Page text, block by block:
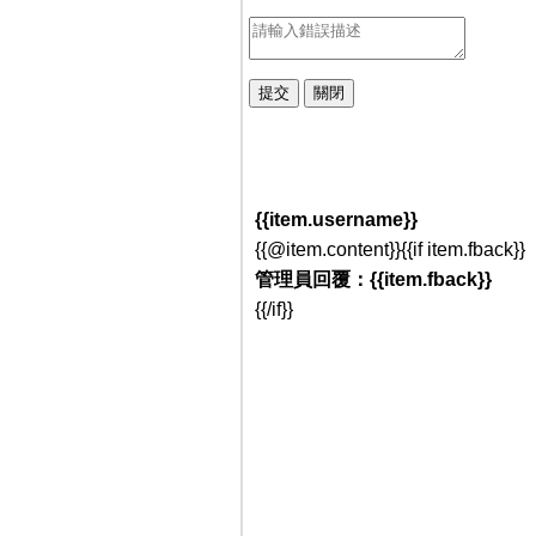
{{item.username}}
{{@item.content}}{{if item.fback}}
管理員回覆：{{item.fback}}
{{/if}}